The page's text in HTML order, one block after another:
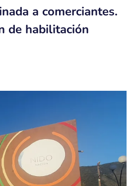
a comerciantes.
de habilitación